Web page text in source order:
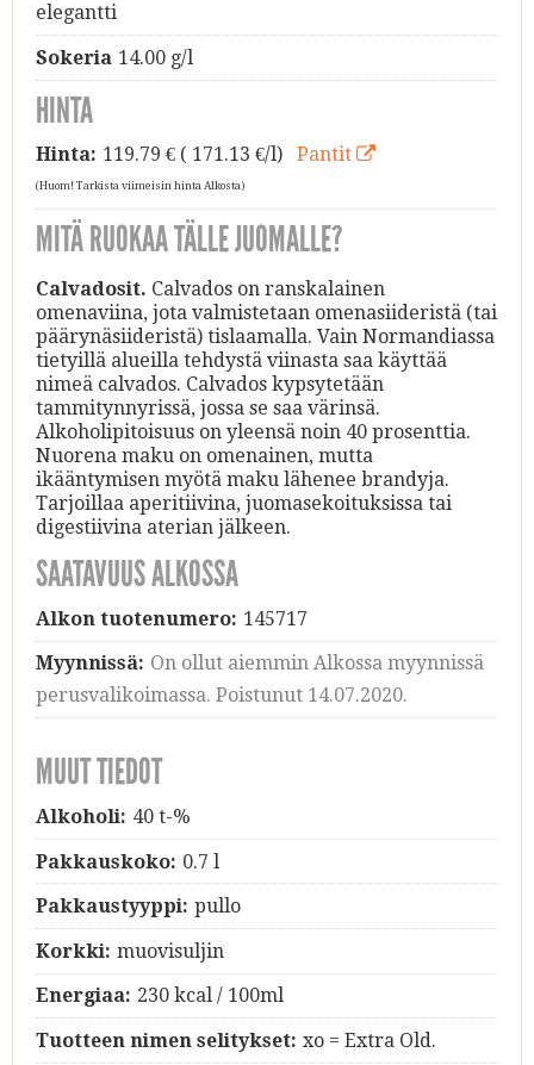
elegantti
Sokeria 14.00 g/l
HINTA
Hinta: 119.79 € ( 171.13 €/l) Pantit
(Huom! Tarkista viimeisin hinta Alkosta)
MITÄ RUOKAA TÄLLE JUOMALLE?
Calvadosit. Calvados on ranskalainen
omenaviina, jota valmistetaan omenasiideristä (tai
päärynäsiideristä) tislaamalla. Vain Normandiassa
tietyillä alueilla tehdystä viinasta saa käyttää
nimeä calvados. Calvados kypsytetään
tammitynnyrissä, jossa se saa värinsä.
Alkoholipitoisuus on yleensä noin 40 prosenttia.
Nuorena maku on omenainen, mutta
ikääntymisen myötä maku lähenee brandyja.
Tarjoillaa aperitiivina, juomasekoituksissa tai
digestiivina aterian jälkeen.
SAATAVUUS ALKOSSA
Alkon tuotenumero: 145717
Myynnissä: On ollut aiemmin Alkossa myynnissä
perusvalikoimassa. Poistunut 14.07.2020.
MUUT TIEDOT
Alkoholi: 40 t-%
Pakkauskoko: 0.7 l
Pakkaustyyppi: pullo
Korkki: muovisuljin
Energiaa: 230 kcal / 100ml
Tuotteen nimen selitykset: xo = Extra Old.